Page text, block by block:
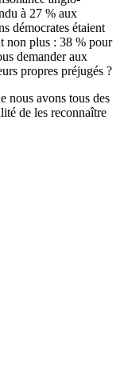
à 27 % aux
démocrates étaient
non plus : 38 % pour
demander aux
propres préjugés ?
nous avons tous des
de les reconnaître